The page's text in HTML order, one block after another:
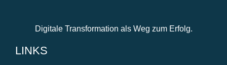
Digitale Transformation als Weg zum Erfolg.
LINKS